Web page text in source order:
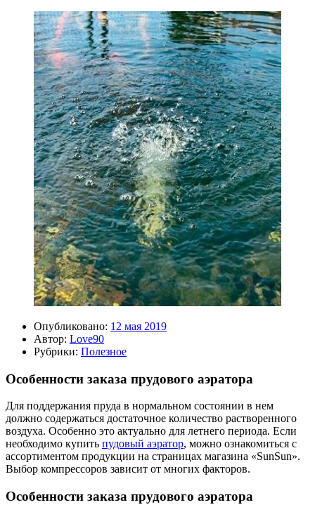
Опубликовано: 12 мая 2019
Автор: Love90
Рубрики: Полезное
Особенности заказа прудового аэратора
Для поддержания пруда в нормальном состоянии в нем
должно содержаться достаточное количество растворенного
воздуха. Особенно это актуально для летнего периода. Если
необходимо купить пудовый аэратор, можно ознакомиться с
ассортиментом продукции на страницах магазина «SunSun».
Выбор компрессоров зависит от многих факторов.
Особенности заказа прудового аэратора